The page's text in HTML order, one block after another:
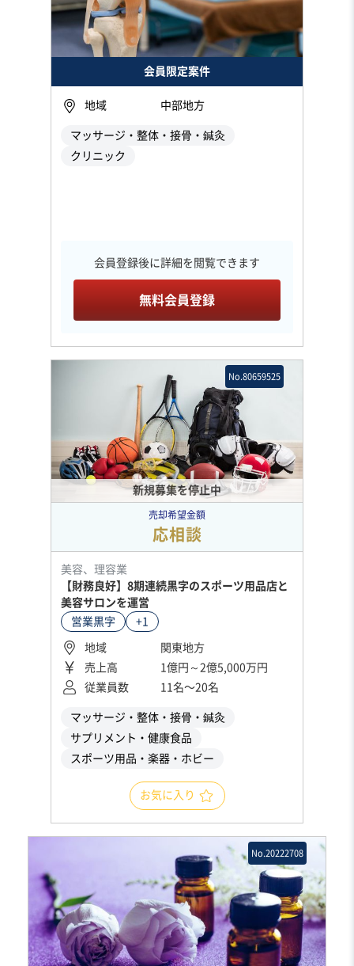
会員限定案件
地域 中部地方
マッサージ・整体・接骨・鍼灸
クリニック
会員登録後に詳細を閲覧できます
無料会員登録
新規募集を停止中
No.80659525
売却希望金額
応相談
美容、理容業
【財務良好】8期連続黒字のスポーツ用品店と
美容サロンを運営
営業黒字
+1
地域
関東地方
売上高
1億円～2億5,000万円
従業員数
11名〜20名
マッサージ・整体・接骨・鍼灸
サプリメント・健康食品
スポーツ用品・楽器・ホビー
お気に入り
No.20222708